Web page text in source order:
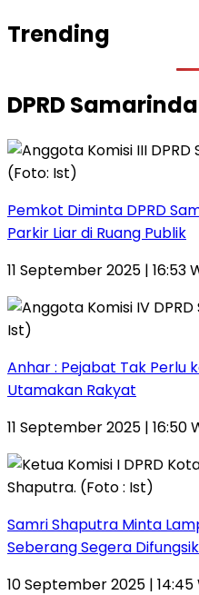
Trending
DPRD Samarinda
Pemkot Diminta DPRD
Parkir Liar di Ruang Publik
11 September 2025 | 16:53
Anhar : Pejabat Tak Perlu
Utamakan Rakyat
11 September 2025 | 16:50
Samri Shaputra Minta
Seberang Segera
10 September 2025 | 14:45